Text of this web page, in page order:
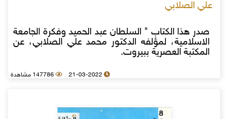
علي الصلابي
صدر هذا الكتاب " السلطان عبد الحميد وفكرة الجامعة
الاسلامية، لمؤلفه الدكتور محمد علي الصلابي، عن
المكتبة العصرية ببيروت.
21-03-2022 147786 مشاهدة